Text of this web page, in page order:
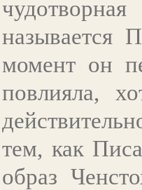
называется
момент он
повлияла,
тем, как
образ